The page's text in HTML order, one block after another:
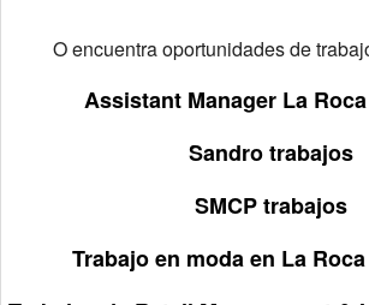
O encuentra oportunidades de
Assistant Manager La
Sandro trabajos
SMCP trabajos
Trabajo en moda en La